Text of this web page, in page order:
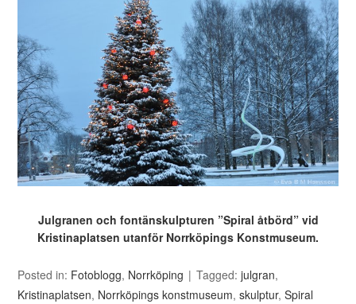
Julgranen och fontänskulpturen ”Spiral åtbörd” vid
Kristinaplatsen utanför Norrköpings Konstmuseum.
Posted in: Fotoblogg, Norrköping Tagged:julgran,
Kristinaplatsen, Norrköpings konstmuseum,skulptur,Spiral